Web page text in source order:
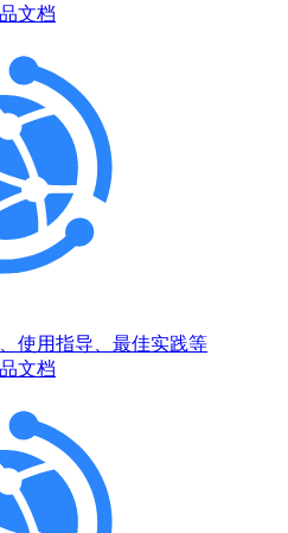
文档
使用指导、最佳实践等
文档